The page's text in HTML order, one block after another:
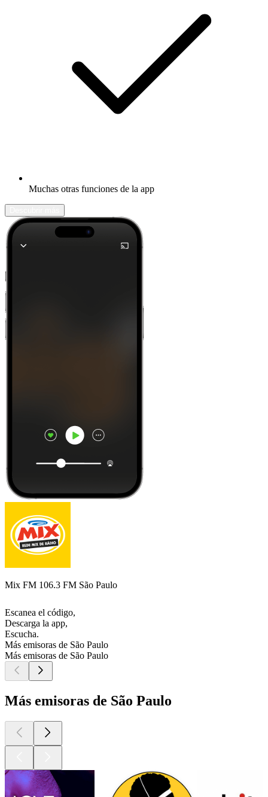
Muchas otras funciones de la app
Mix FM 106.3 FM São Paulo
Escanea el código,
Descarga la app,
Escucha.
Más emisoras de São Paulo
Más emisoras de São Paulo
Más emisoras de São Paulo